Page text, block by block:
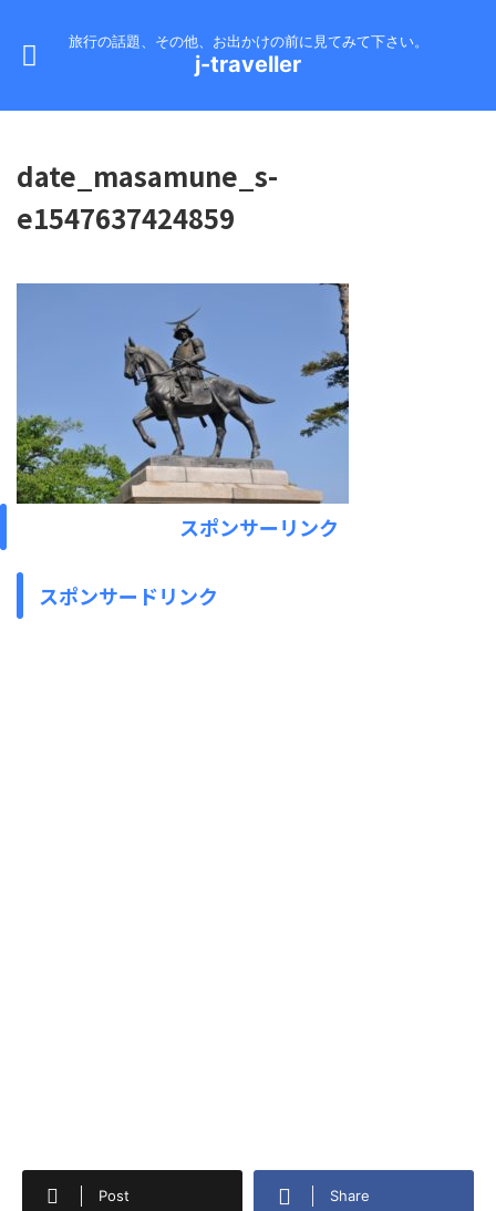
旅行の話題、その他、お出かけの前に見てみて下さい。
j-traveller
date_masamune_s-
e1547637424859
スポンサーリンク
スポンサードリンク
Post Share